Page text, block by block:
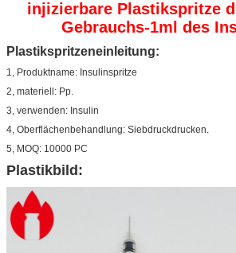
injizierbare Plastikspritze
Gebrauchs-1ml des
Plastikspritzeneinleitung:
1, Produktname: Insulinspritze
2, materiell: Pp.
3, verwenden: Insulin
4, Oberflächenbehandlung: Siebdruckdrucken.
5, MOQ: 10000 PC
Plastikbild: